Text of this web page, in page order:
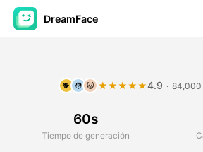
DreamFace
Avatar Video
Video de IA
🐕 🧑 🐱 ★★★★★4.9 · 84,000
60s
Tiempo de generación